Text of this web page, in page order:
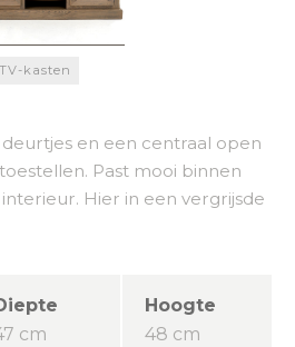
TV-kasten
en een centraal open
Past mooi binnen
Hier in een vergrijsde
cm
Hoogte
48 cm